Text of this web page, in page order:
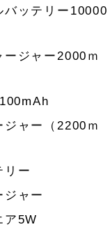
バッテリー10000
ジャー2000ｍ
ャー（2200ｍ
リー
ジャー
ア5W